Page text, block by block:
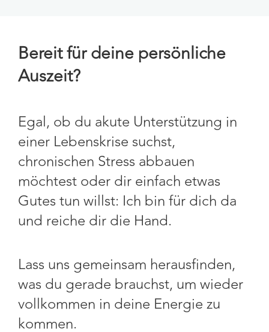
Bereit für deine persönliche
Auszeit?
Egal, ob du akute Unterstützung in
einer Lebenskrise suchst,
chronischen Stress abbauen
möchtest oder dir einfach etwas
Gutes tun willst: Ich bin für dich da
und reiche dir die Hand.
Lass uns gemeinsam herausfinden,
was du gerade brauchst, um wieder
vollkommen in deine Energie zu
kommen.